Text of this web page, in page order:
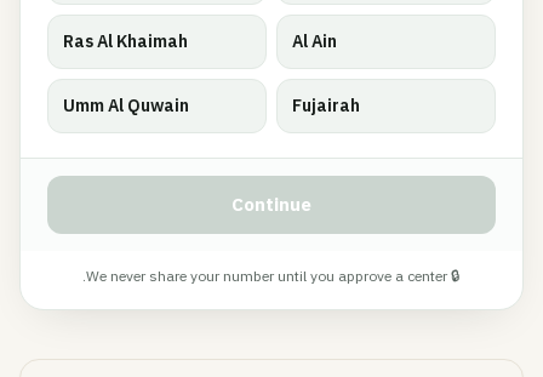
Al Ain
Ras Al Khaimah
Fujairah
Umm Al Quwain
Continue
🔒 We never share your number until you approve a center.